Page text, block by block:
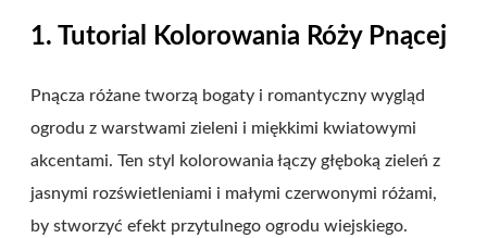
1. Tutorial Kolorowania Róży Pnącej
Pnącza różane tworzą bogaty i romantyczny wygląd
ogrodu z warstwami zieleni i miękkimi kwiatowymi
akcentami. Ten styl kolorowania łączy głęboką zieleń z
jasnymi rozświetleniami i małymi czerwonymi różami,
by stworzyć efekt przytulnego ogrodu wiejskiego.